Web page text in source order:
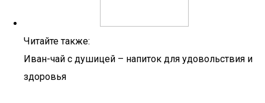
Читайте также:
Иван-чай с душицей – напиток для удовольствия и
здоровья